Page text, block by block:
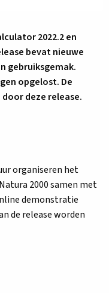
2022.2 en
bevat nieuwe
gebruiksgemak.
opgelost. De
deze release.
organiseren het
2000 samen met
demonstratie
de release worden